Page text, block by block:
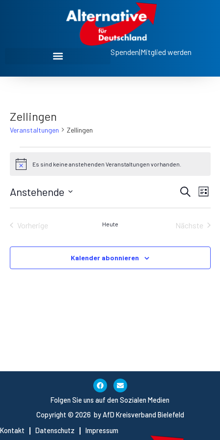
Spenden|Mitglied werden
Zellingen
Veranstaltungen Zellingen
HinweisEs sind keine anstehenden Veranstaltungen vorhanden.
und
Suche
Liste
Anstehende
wählen.
VorherigeVeranstaltungen Heute Nächste
Kalender abonnieren
Copyright © 2026 by AfD Kreisverband Bielefeld
Kontakt
Datenschutz Impressum
Folgen Sie uns auf den Sozialen Medien